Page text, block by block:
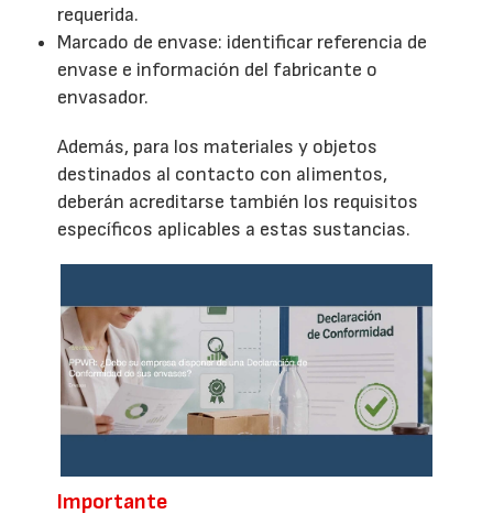
requerida.
Marcado de envase: identificar referencia de
envase e información del fabricante o
envasador.
Además, para los materiales y objetos
destinados al contacto con alimentos,
deberán acreditarse también los requisitos
específicos aplicables a estas sustancias.
Importante